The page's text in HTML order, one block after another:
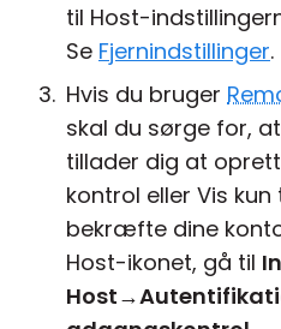
til Host-
Se Fjernindstillinger.
Hvis du bruger
skal du sørge for,
tillader dig at
kontrol eller Vis
bekræfte dine
Host-ikonet, gå til
Host→